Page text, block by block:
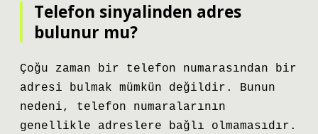
Telefon sinyalinden adres
bulunur mu?
Çoğu zaman bir telefon numarasından bir
adresi bulmak mümkün değildir. Bunun
nedeni, telefon numaralarının
genellikle adreslere bağlı olmamasıdır.